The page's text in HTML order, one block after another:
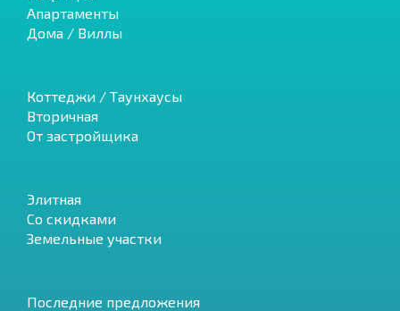
Апартаменты
Дома / Виллы
Коттеджи / Таунхаусы
Вторичная
От застройщика
Элитная
Со скидками
Земельные участки
Последние предложения